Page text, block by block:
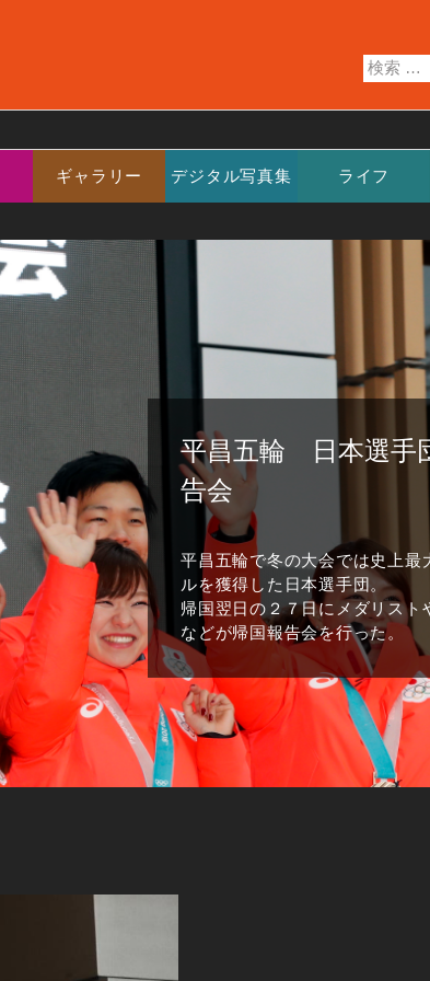
ギャラリー デジタル写真集 ライフ
平昌五輪 日本選手
告会
平昌五輪で冬の大会では史上最
ルを獲得した日本選手団。
帰国翌日の２７日にメダリスト
などが帰国報告会を行った。